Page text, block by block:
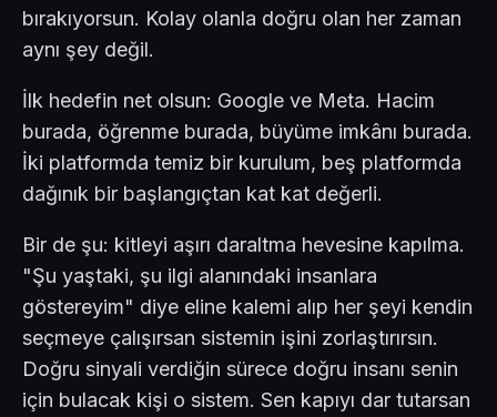
bırakıyorsun. Kolay olanla doğru olan her zaman
aynı şey değil.
İlk hedefin net olsun: Google ve Meta. Hacim
burada, öğrenme burada, büyüme imkânı burada.
İki platformda temiz bir kurulum, beş platformda
dağınık bir başlangıçtan kat kat değerli.
Bir de şu: kitleyi aşırı daraltma hevesine kapılma.
"Şu yaştaki, şu ilgi alanındaki insanlara
göstereyim" diye eline kalemi alıp her şeyi kendin
seçmeye çalışırsan sistemin işini zorlaştırırsın.
Doğru sinyali verdiğin sürece doğru insanı senin
için bulacak kişi o sistem. Sen kapıyı dar tutarsan